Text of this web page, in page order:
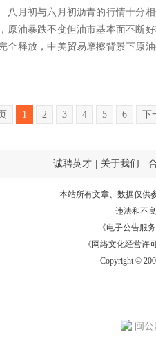
月初与六月初沥青的行情十分相
原油暴跌不变但油市基本面不断
全释放，中美贸易摩擦背景下原
1 2 3 4 5 6 下
诚聘英才 关于我们
本站所有文章、数据仅供
违法和不
《电子公告服务
《网络文化经营许
Copyright ©
闽公